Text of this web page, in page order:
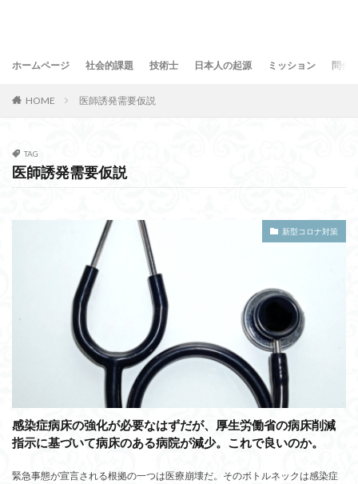
ホームページ 社会的課題 技術士 日本人の起源 ミッション 問合
HOME 医師誘発需要仮説
TAG
医師誘発需要仮説
新型コロナ対策
感染症病床の強化が必要なはずだが、厚生労働省の病床削減
指示に基づいて病床のある病院が減少。これで良いのか。
緊急事態が宣言される根拠の一つは医療崩壊だ。そのボトルネックは感染症